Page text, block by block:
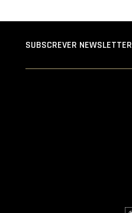
SUBSCREVER NEWSLETTER